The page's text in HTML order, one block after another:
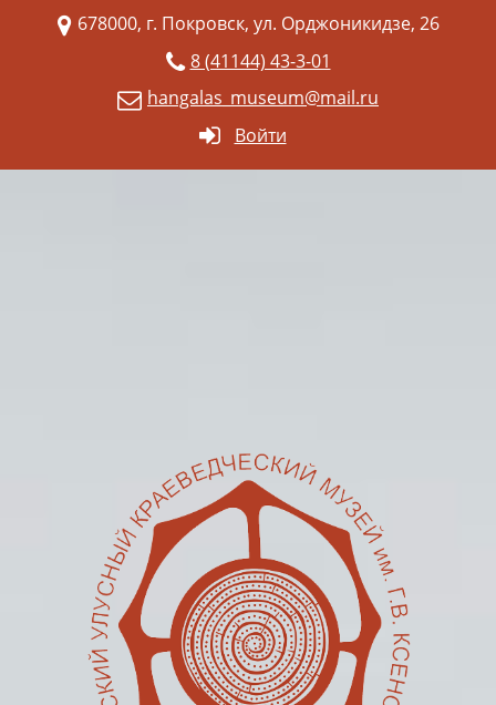
678000, г. Покровск, ул. Орджоникидзе, 26
8 (41144) 43-3-01
hangalas_museum@mail.ru
Войти